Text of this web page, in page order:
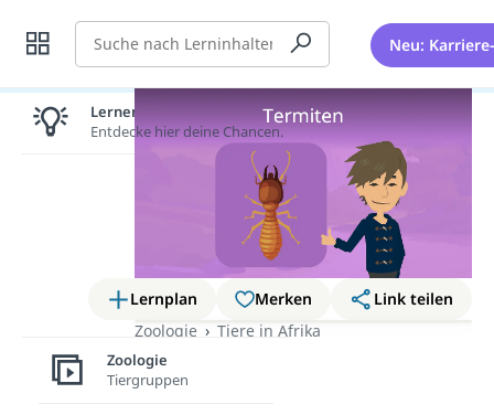
Suche Neu:
Lernplan Merken
Link teilen
Zoologie
Tiere in Afrika
Termiten
Lernen lohnt sich!
Entdecke hier deine Chancen.
Zoologie
Tiergruppen